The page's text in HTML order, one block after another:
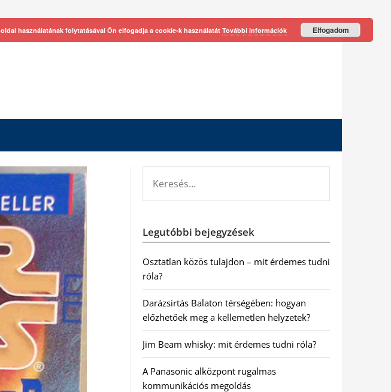
Legutóbbi bejegyzések
Osztatlan közös tulajdon – mit érdemes tudni
róla?
Darázsirtás Balaton térségében: hogyan
előzhetőek meg a kellemetlen helyzetek?
Jim Beam whisky: mit érdemes tudni róla?
A Panasonic alközpont rugalmas
kommunikációs megoldás
használatának folytatásával Ön elfogadja a cookie-k használatát További információk Elfogadom